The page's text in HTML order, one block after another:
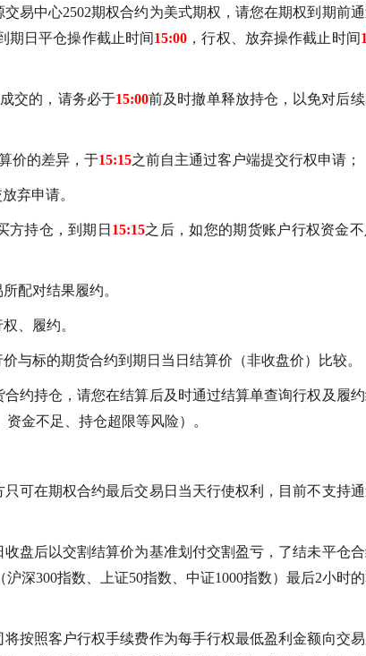
易中心2502期权合约为美式期权，请您在期权到期前
期日平仓操作截止时间15:00 ，行权、放弃操作截止时间
交的，请务必于15:00前及时撤单释放持仓，以免对后
价的差异，于15:15之前自主通过客户端提交行权申请；
弃申请。
方持仓，到期日 15:15之后，如您的期货账户行权资金
配对结果履约。
、履约。
与标的期货合约到期日当日结算价（非收盘价）比较。
约持仓，请您在结算后及时通过结算单查询行权及履
金不足、持仓超限等风险）。
可在期权合约最后交易日当天行使权利，目前不支持
盘后以交割结算价为基准划付交割盈亏，了结未平仓
深300指数、上证50指数、中证1000指数）最后2小时
按照客户行权手续费作为每手行权最低盈利金额向交